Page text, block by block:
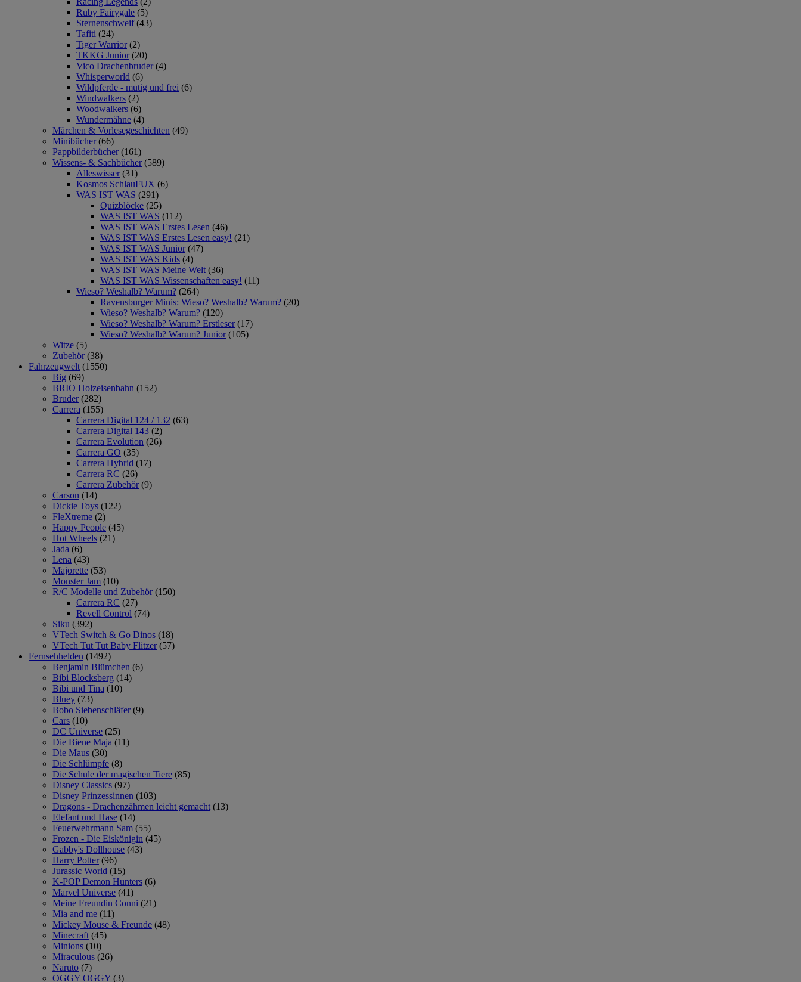
Ruby Fairygale (5)
Sternenschweif (43)
Tafiti (24)
Tiger Warrior (2)
TKKG Junior (20)
Vico Drachenbruder (4)
Whisperworld (6)
Wildpferde - mutig und frei (6)
Windwalkers (2)
Woodwalkers (6)
Wundermähne (4)
Märchen & Vorlesegeschichten (49)
Minibücher (66)
Pappbilderbücher (161)
Wissens- & Sachbücher (589)
Alleswisser (31)
Kosmos SchlauFUX (6)
WAS IST WAS (291)
Quizblöcke (25)
WAS IST WAS (112)
WAS IST WAS Erstes Lesen (46)
WAS IST WAS Erstes Lesen easy! (21)
WAS IST WAS Junior (47)
WAS IST WAS Kids (4)
WAS IST WAS Meine Welt (36)
WAS IST WAS Wissenschaften easy! (11)
Wieso? Weshalb? Warum? (264)
Ravensburger Minis: Wieso? Weshalb? Warum? (20)
Wieso? Weshalb? Warum? (120)
Wieso? Weshalb? Warum? Erstleser (17)
Wieso? Weshalb? Warum? Junior (105)
Witze (5)
Zubehör (38)
Fahrzeugwelt (1550)
Big (69)
BRIO Holzeisenbahn (152)
Bruder (282)
Carrera (155)
Carrera Digital 124 / 132 (63)
Carrera Digital 143 (2)
Carrera Evolution (26)
Carrera GO (35)
Carrera Hybrid (17)
Carrera RC (26)
Carrera Zubehör (9)
Carson (14)
Dickie Toys (122)
FleXtreme (2)
Happy People (45)
Hot Wheels (21)
Jada (6)
Lena (43)
Majorette (53)
Monster Jam (10)
R/C Modelle und Zubehör (150)
Carrera RC (27)
Revell Control (74)
Siku (392)
VTech Switch & Go Dinos (18)
VTech Tut Tut Baby Flitzer (57)
Fernsehhelden (1492)
Benjamin Blümchen (6)
Bibi Blocksberg (14)
Bibi und Tina (10)
Bluey (73)
Bobo Siebenschläfer (9)
Cars (10)
DC Universe (25)
Die Biene Maja (11)
Die Maus (30)
Die Schlümpfe (8)
Die Schule der magischen Tiere (85)
Disney Classics (97)
Disney Prinzessinnen (103)
Dragons - Drachenzähmen leicht gemacht (13)
Elefant und Hase (14)
Feuerwehrmann Sam (55)
Frozen - Die Eiskönigin (45)
Gabby's Dollhouse (43)
Harry Potter (96)
Jurassic World (15)
K-POP Demon Hunters (6)
Marvel Universe (41)
Meine Freundin Conni (21)
Mia and me (11)
Mickey Mouse & Freunde (48)
Minecraft (45)
Minions (10)
Miraculous (26)
Naruto (7)
OGGY OGGY (3)